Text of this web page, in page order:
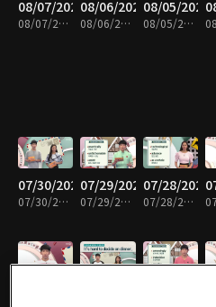
08/07/2026
08/07/2026 • 29분
08/06/2026
08/06/2026 • 30분
08/05/2026
08/05/2026 • 30분
07/30/2026
07/30/2026 • 29분
07/29/2026
07/29/2026 • 29분
07/28/2026
07/28/2026 • 28분